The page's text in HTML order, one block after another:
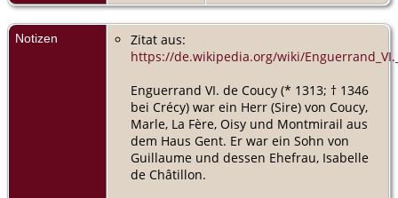
Notizen
Zitat aus:
https://de.wikipedia.org/wiki/
Enguerrand VI. de Coucy (* 1313; † 1346
bei Crécy) war ein Herr (Sire) von Coucy,
Marle, La Fère, Oisy und Montmirail aus
dem Haus Gent. Er war ein Sohn von
Guillaume und dessen Ehefrau, Isabelle
de Châtillon.